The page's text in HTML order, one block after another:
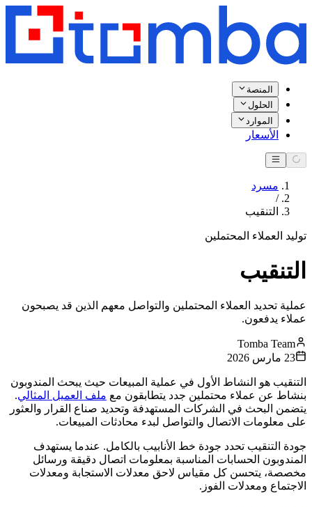
المنصة
الحلول
الموارد
الأسعار
مسرد
/
التنقيب
توليد العملاء المحتملين
التنقيب
عملية تحديد العملاء المحتملين والتواصل معهم الذين قد يصبحون
عملاء يدفعون.
Tomba Team
23 مارس 2026
التنقيب هو النشاط الأول في عملية المبيعات حيث يبحث المندوبون
بنشاط عن عملاء محتملين جدد يتطابقون مع ملف العميل المثالي.
يتضمن البحث في الشركات المستهدفة وتحديد صناع القرار والعثور
على معلومات الاتصال والتواصل لبدء محادثات المبيعات.
جودة التنقيب تحدد جودة خط الأنابيب بالكامل. عندما يستهدف
المندوبون الحسابات المناسبة بمعلومات اتصال دقيقة ورسائل
مخصصة، يتحسن كل مقياس لاحق معدلات الاستجابة ومعدلات
الاجتماع ومعدلات الفوز.